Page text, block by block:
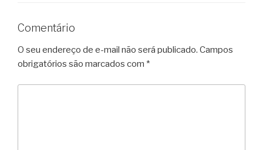
Comentário
O seu endereço de e-mail não será publicado. Campos
obrigatórios são marcados com *